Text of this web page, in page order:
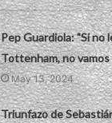
Pep Guardiola: "Si no
Tottenham, no
May 13, 2024
Triunfazo de